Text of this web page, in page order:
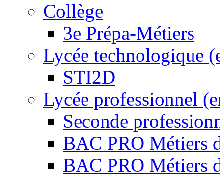
Collège
3e Prépa-Métiers
Lycée technologique
STI2D
Lycée professionnel
Seconde
BAC PRO Métiers
BAC PRO Métiers